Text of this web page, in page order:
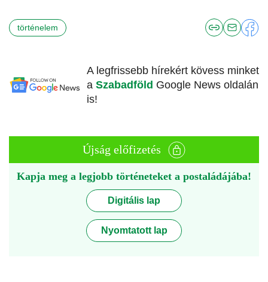
történelem
A legfrissebb hírekért kövess minket
a Szabadföld Google News oldalán
is!
Újság előfizetés
Kapja meg a legjobb történeteket a postaládájába!
Digitális lap
Nyomtatott lap